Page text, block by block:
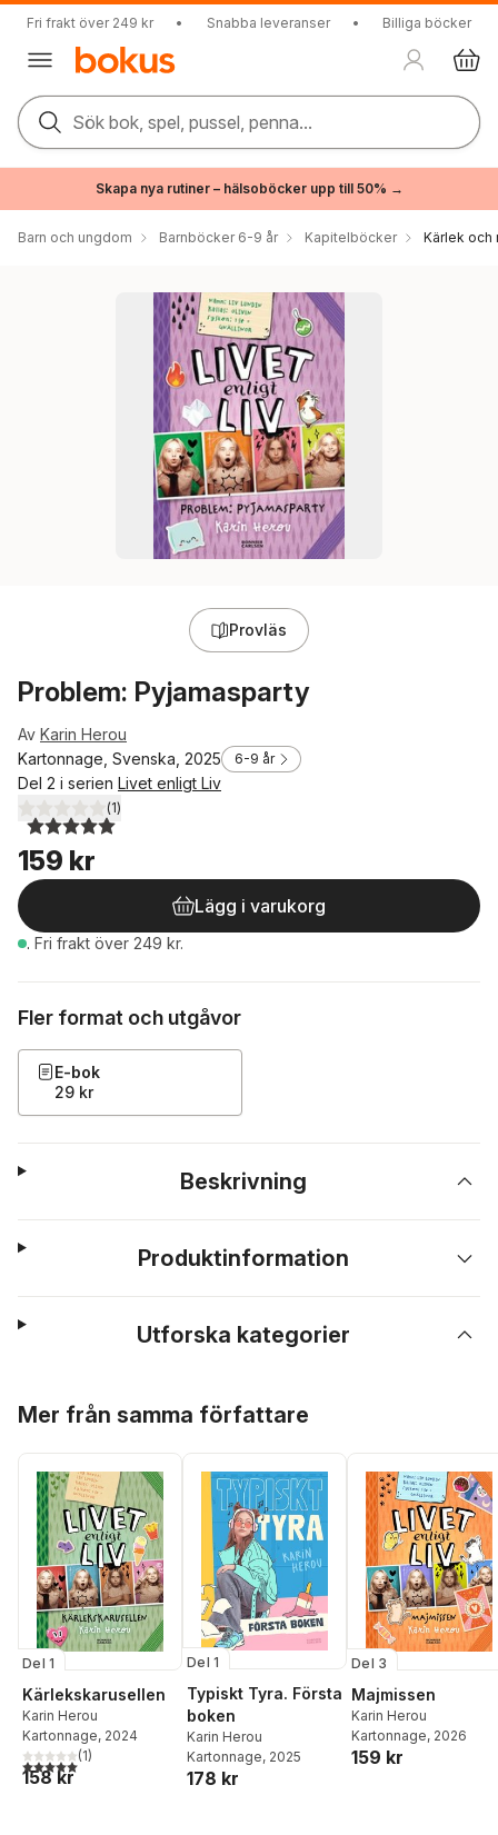
Fri frakt över 249 kr • Snabba leveranser • Billiga böcker
Sök bok, spel, pussel, penna...
Skapa nya rutiner – hälsoböcker upp till 50% →
Barn och ungdom Barnböcker 6-9 år Kapitelböcker Kärlek och
Provläs
Problem: Pyjamasparty
Av Karin Herou
Kartonnage, Svenska, 2025
6-9 år
Del 2 i serien Livet enligt Liv
5,0utav 5 stjärnor. Totalt antal röster:
(1)
159 kr
Lägg i varukorg
. Fri frakt över 249 kr.
Fler format och utgåvor
E-bok
29 kr
Beskrivning
Produktinformation
Utforska kategorier
Mer från samma författare
Del 1
Kärlekskarusellen
Karin Herou
Kartonnage, 2024
5,0utav 5 stjärnor. Totalt antal röster:
(1)
158 kr
Del 1
Typiskt Tyra. Första
boken
Karin Herou
Kartonnage, 2025
178 kr
Del 3
Majmissen
Karin Herou
Kartonnage, 2026
159 kr